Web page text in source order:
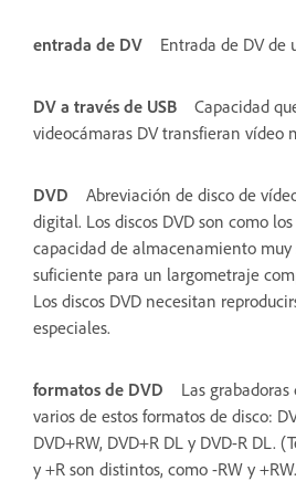
entrada de DV Entrada de DV de
DV a través de USB
Capacidad
videocámaras DV transfieran vídeo
DVD
Abreviación de disco de
digital. Los discos DVD son como
capacidad de almacenamiento muy
suficiente para un largometraje
Los discos DVD necesitan
especiales.
formatos de DVD
Las
varios de estos formatos de disco:
DVD+RW, DVD+R DL y DVD-R DL.
y +R son distintos, como -RW y